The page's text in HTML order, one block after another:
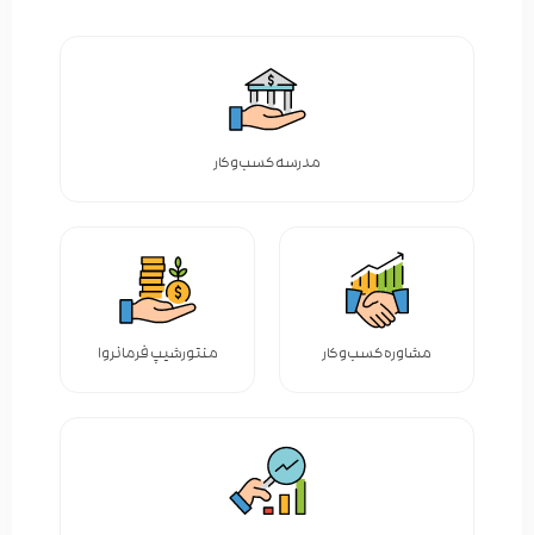
مدرسه کسب‌وکار
مشاوره کسب‌وکار منتورشیپ فرمانروا